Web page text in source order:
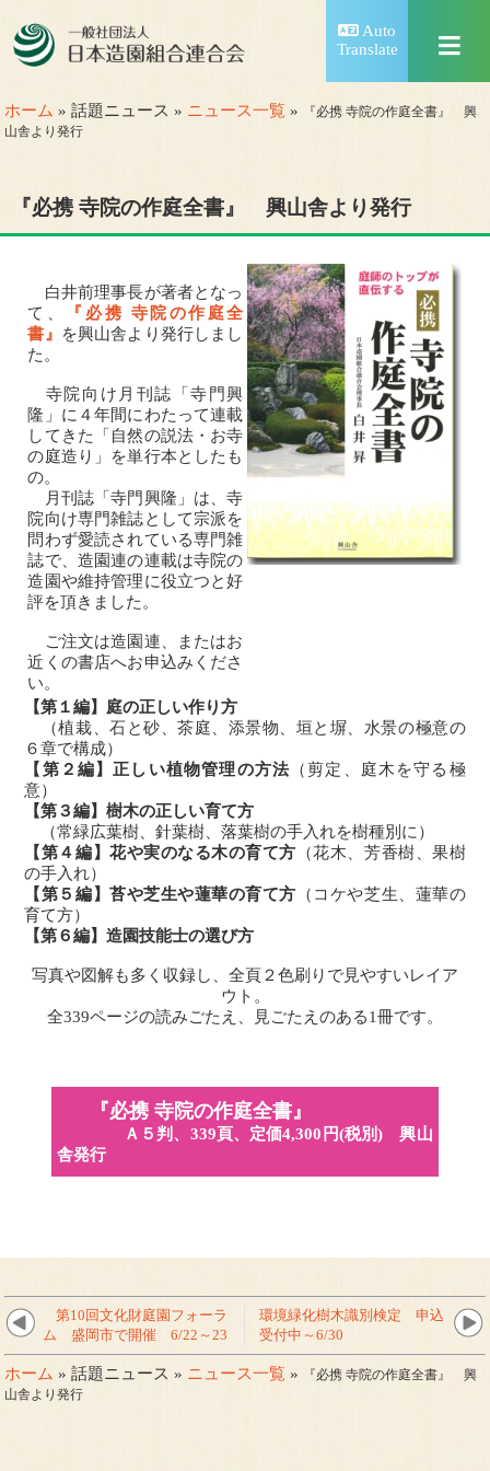
Auto
Translate
ホーム » 話題ニュース » ニュース一覧 »
『必携 寺院の作庭全書』 興
山舎より発行
『必携 寺院の作庭全書』 興山舎より発行
白井前理事長が著者となっ
て、
『必携 寺院の作庭全
書』
を興山舎より発行しまし
た。
寺院向け月刊誌「寺門興
隆」に４年間にわたって連載
してきた「自然の説法・お寺
の庭造り」を単行本としたも
の。
月刊誌「寺門興隆」は、寺
院向け専門雑誌として宗派を
問わず愛読されている専門雑
誌で、造園連の連載は寺院の
造園や維持管理に役立つと好
評を頂きました。
ご注文は造園連、またはお
近くの書店へお申込みくださ
い。
【第１編】庭の正しい作り方
（植栽、石と砂、茶庭、添景物、垣と塀、水景の極意の
６章で構成）
【第２編】正しい植物管理の方法 （剪定、庭木を守る極
意）
【第３編】樹木の正しい育て方
（常緑広葉樹、針葉樹、落葉樹の手入れを樹種別に）
【第４編】花や実のなる木の育て方 （花木、芳香樹、果樹
の手入れ）
【第５編】苔や芝生や蓮華の育て方 （コケや芝生、蓮華の
育て方）
【第６編】造園技能士の選び方
写真や図解も多く収録し、全頁２色刷りで見やすいレイア
ウト。
全339ページの読みごたえ、見ごたえのある1冊です。
『必携 寺院の作庭全書』
Ａ５判、339頁、定価4,300円(税別)興山
舎発行
第10回文化財庭園フォーラ
ム 盛岡市で開催 6/22～23
環境緑化樹木識別検定 申込
受付中～6/30
ホーム » 話題ニュース » ニュース一覧 »
『必携 寺院の作庭全書』 興
山舎より発行